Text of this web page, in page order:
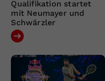
Qualifikation startet
mit Neumayer und
Schwärzler